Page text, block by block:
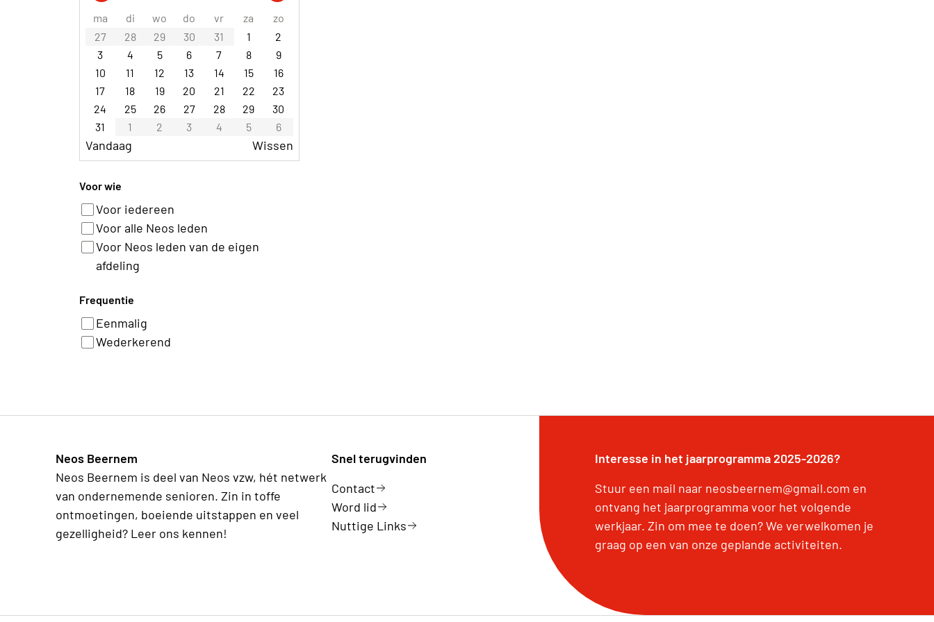
ma di wo do vr za
zo
27
28 29 30 31 1
2
3
4 5 6 7 8
9
10
11 12 13 14 15
16
17
18 19 20 21 22
23
24
25 26 27 28 29
30
31
1 2 3 4 5 6
Vandaag Wissen
Voor wie
Voor iedereen
Voor alle Neos leden
Voor Neos leden van de eigen
afdeling
Frequentie
Eenmalig
Wederkerend
Neos Beernem
Neos Beernem is deel van Neos vzw, hét netwerk
van ondernemende senioren. Zin in toffe
ontmoetingen, boeiende uitstappen en veel
gezelligheid? Leer ons kennen!
Snel terugvinden
Contact
Word lid
Nuttige Links
Interesse in het jaarprogramma 2025-2026?
Stuur een mail naar neosbeernem@gmail.com en
ontvang het jaarprogramma voor het volgende
werkjaar. Zin om mee te doen? We verwelkomen je
graag op een van onze geplande activiteiten.